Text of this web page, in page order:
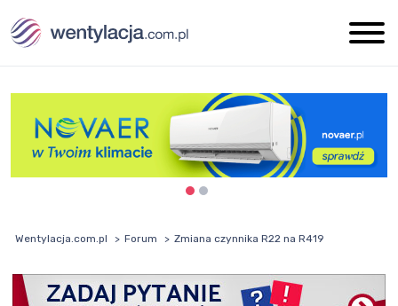
Wentylacja.com.pl Forum Zmiana czynnika R22 na R419